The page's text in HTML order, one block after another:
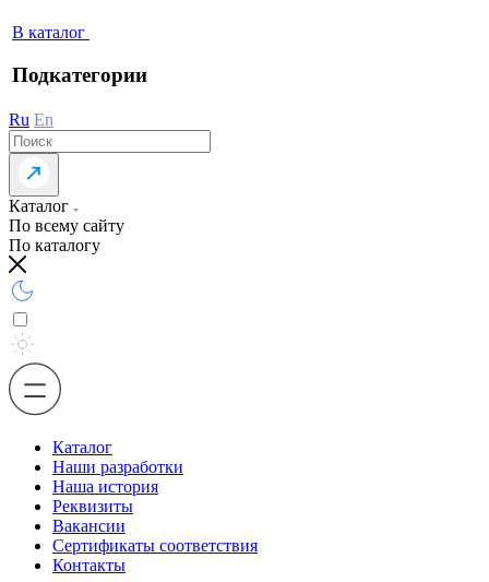
В каталог
Подкатегории
Ru En
Каталог
По всему сайту
По каталогу
Каталог
Наши разработки
Наша история
Реквизиты
Вакансии
Сертификаты соответствия
Контакты